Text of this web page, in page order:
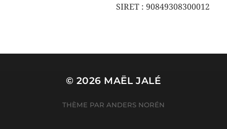
SIRET : 90849308300012
© 2026 MAËL JALÉ
THÈME PAR ANDERS NORÉN